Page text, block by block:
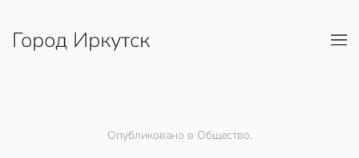
Перейти к содержимому
Город Иркутск
Опубликовано в Общество.